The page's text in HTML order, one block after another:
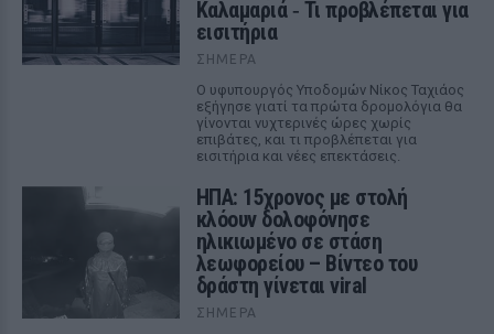
Καλαμαριά ‑ Τι προβλέπεται για
εισιτήρια
ΣΉΜΕΡΑ
Ο υφυπουργός Υποδομών Νίκος Ταχιάος
εξήγησε γιατί τα πρώτα δρομολόγια θα
γίνονται νυχτερινές ώρες χωρίς
επιβάτες, και τι προβλέπεται για
εισιτήρια και νέες επεκτάσεις.
ΗΠΑ: 15χρονος με στολή
κλόουν δολοφόνησε
ηλικιωμένο σε στάση
λεωφορείου – Βίντεο του
δράστη γίνεται viral
ΣΉΜΕΡΑ